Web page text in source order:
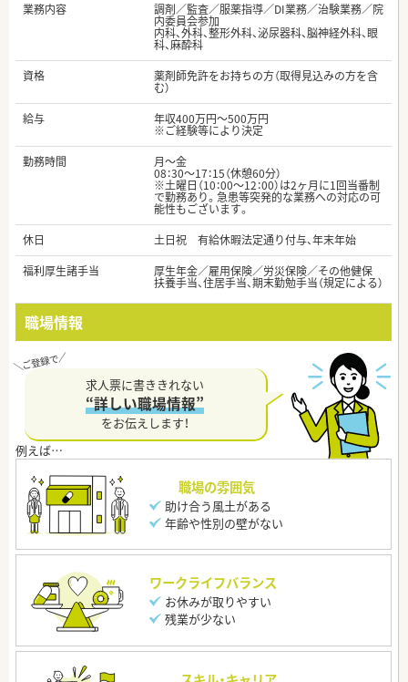
業務内容
調剤／監査／服薬指導／DI業務／治験業務／院
内委員会参加
内科、外科、整形外科、泌尿器科、脳神経外科、眼
科、麻酔科
資格
薬剤師免許をお持ちの方（取得見込みの方を含
む）
給与
年収400万円～500万円
※ご経験等により決定
勤務時間
月～金
08：30～17：15（休憩60分）
※土曜日（10：00～12：00）は2ヶ月に1回当番制
で勤務あり。急患等突発的な業務への対応の可
能性もございます。
休日
土日祝 有給休暇法定通り付与、年末年始
福利厚生諸手当
厚生年金／雇用保険／労災保険／その他健保
扶養手当、住居手当、期末勤勉手当（規定による）
職場情報
求人票に書ききれない
“詳しい職場情報”
をお伝えします！
職場の雰囲気
助け合う風土がある
年齢や性別の壁がない
ワークライフバランス
お休みが取りやすい
残業が少ない